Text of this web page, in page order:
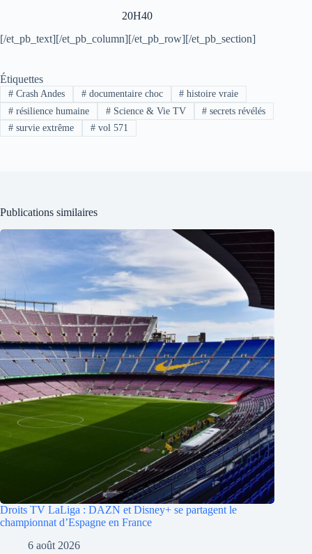
20H40
[/et_pb_text][/et_pb_column][/et_pb_row][/et_pb_section]
Étiquettes
#Crash Andes #documentaire choc # histoire vraie
#résilience humaine #Science & Vie TV # secrets révélés
#survie extrême #vol 571
Publications similaires
Droits TV LaLiga : DAZN et Disney+ se partagent le
championnat d’Espagne en France
6 août 2026